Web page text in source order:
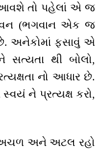
આવશે તો પહેલાં એ જ
(ભગવાન એક જ
અનેકોમાં ફસાવું એ
થી બોલો,
નો આધાર છે.
સ્વયં ને પ્રત્યક્ષ કરો,
અને અટલ રહો